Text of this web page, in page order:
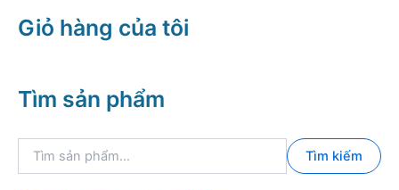
Giỏ hàng của tôi
Tìm sản phẩm
Tìm kiếm